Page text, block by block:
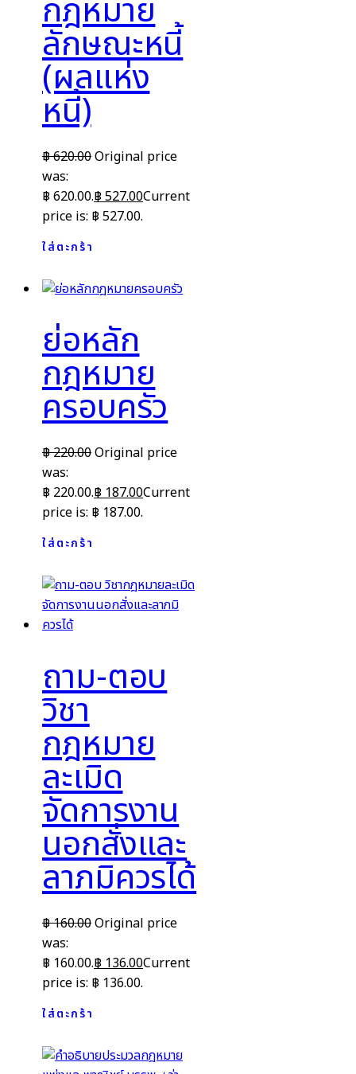
กฎหมาย
ลักษณะหนี้
(ผลแห่ง
หนี้)
฿620.00Original price
was:
฿ 620.00.฿527.00Current
price is: ฿ 527.00.
ใส่ตะกร้า
ย่อหลัก
กฎหมาย
ครอบครัว
฿220.00Original price
was:
฿ 220.00.฿187.00Current
price is: ฿ 187.00.
ใส่ตะกร้า
ถาม-ตอบ
วิชา
กฎหมาย
ละเมิด
จัดการงาน
นอกสั่งและ
ลาภมิควรได้
฿160.00Original price
was:
฿ 160.00.฿136.00Current
price is: ฿ 136.00.
ใส่ตะกร้า